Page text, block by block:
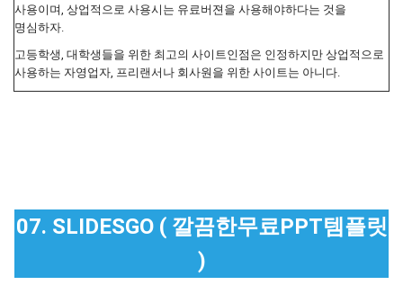
사용이며, 상업적으로 사용시는 유료버젼을 사용해야하다는 것을
명심하자.
고등학생, 대학생들을 위한 최고의 사이트인점은 인정하지만 상업적으로
사용하는 자영업자, 프리랜서나 회사원을 위한 사이트는 아니다.
07. SLIDESGO ( 깔끔한무료PPT템플릿
)